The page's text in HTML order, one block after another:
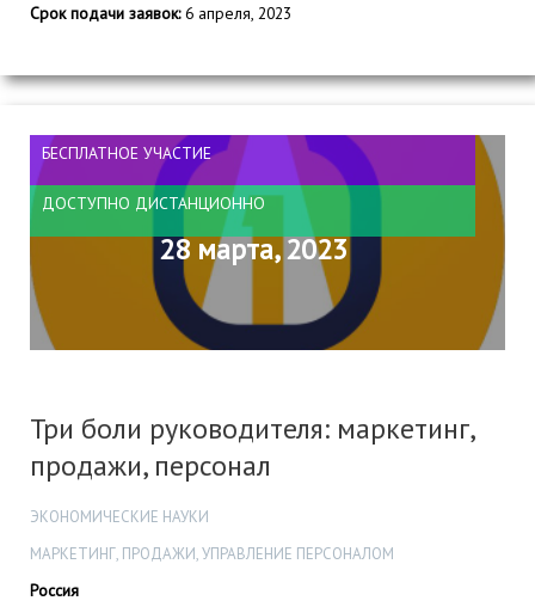
Срок подачи заявок:6 апреля, 2023
БЕСПЛАТНОЕ УЧАСТИЕ
ДОСТУПНО ДИСТАНЦИОННО
28 марта, 2023
Три боли руководителя: маркетинг,
продажи, персонал
ЭКОНОМИЧЕСКИЕ НАУКИ
МАРКЕТИНГ, ПРОДАЖИ, УПРАВЛЕНИЕ ПЕРСОНАЛОМ
Россия